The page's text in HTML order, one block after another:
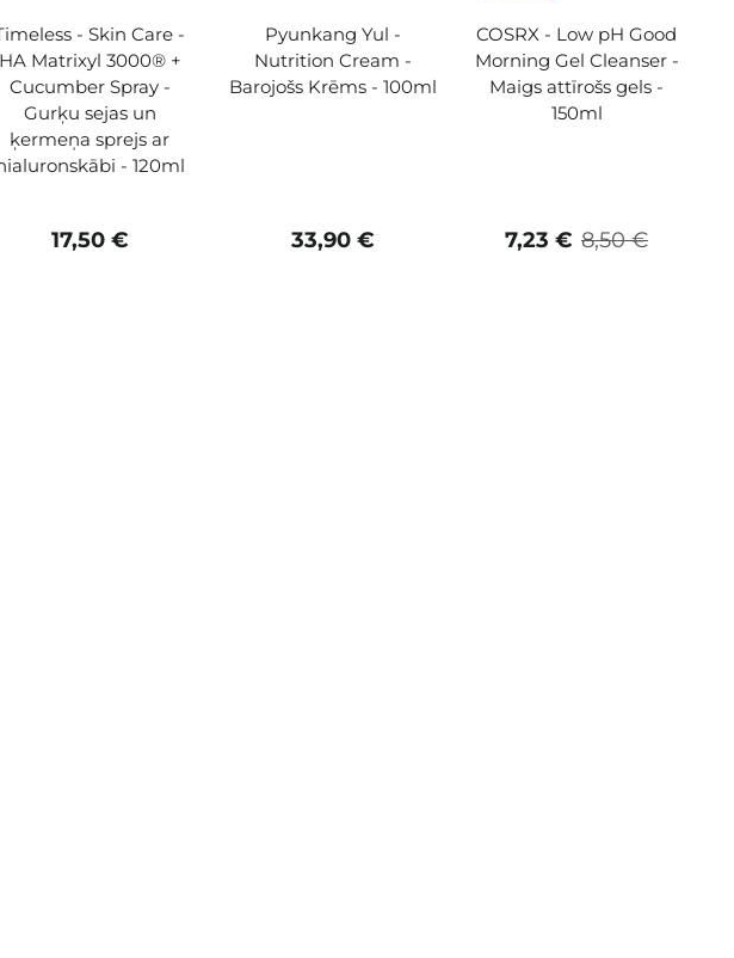
- Skin Care -
HA Matrixyl 3000® +
Cucumber Spray -
Gurķu sejas un
ķermeņa sprejs ar
- 120ml
17,50 €
Pyunkang Yul -
Nutrition Cream -
Barojošs Krēms - 100ml
33,90 €
COSRX - Low pH Good
Morning Gel Cleanser -
Maigs attīrošs gels -
150ml
8,50 €
7,23 €